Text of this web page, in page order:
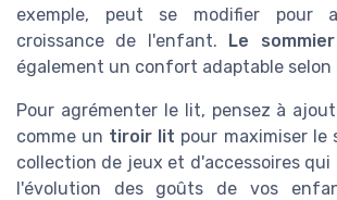
exemple, peut se modifier pour
croissance de l'enfant. Le
également un confort adaptable selon
Pour agrémenter le lit, pensez à
comme un tiroir lit pour maximiser le
collection de jeux et d'accessoires qui
l'évolution des goûts de vos